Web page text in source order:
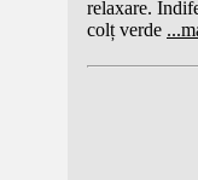
relaxare.
colț verde ...